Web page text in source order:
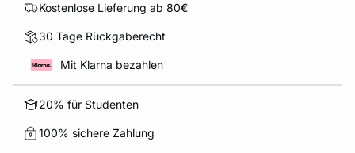
Kostenlose Lieferung ab 80€
30 Tage Rückgaberecht
Mit Klarna bezahlen
20% für Studenten
100% sichere Zahlung